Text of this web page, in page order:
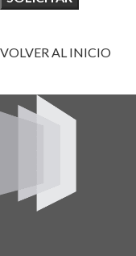
VOLVER AL INICIO